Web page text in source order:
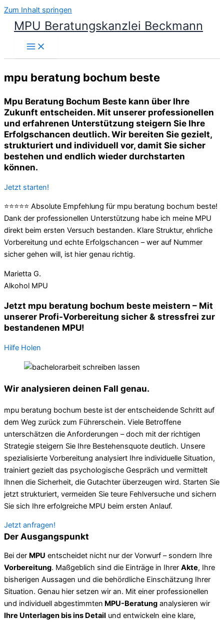
Zum Inhalt springen
MPU Beratungskanzlei Beckmann
mpu beratung bochum beste
Mpu Beratung Bochum Beste kann über Ihre
Zukunft entscheiden. Mit unserer professionellen
und erfahrenen Unterstützung steigern Sie Ihre
Erfolgschancen deutlich. Wir bereiten Sie gezielt,
strukturiert und individuell vor, damit Sie sicher
bestehen und endlich wieder durchstarten
können.
Jetzt starten!
⭐⭐⭐⭐⭐ Absolute Empfehlung für mpu beratung bochum beste!
Dank der professionellen Unterstützung habe ich meine MPU
direkt beim ersten Versuch bestanden. Klare Struktur, ehrliche
Vorbereitung und echte Erfolgschancen – wer auf Nummer
sicher gehen will, ist hier genau richtig.
Marietta G.
Alkohol MPU
Jetzt mpu beratung bochum beste meistern – Mit
unserer Profi-Vorbereitung sicher & stressfrei zur
bestandenen MPU!
Hilfe Holen
Wir analysieren deinen Fall genau.
mpu beratung bochum beste ist der entscheidende Schritt auf
dem Weg zurück zum Führerschein. Viele Betroffene
unterschätzen die Anforderungen – doch mit der richtigen
Strategie steigern Sie Ihre Bestehensquote deutlich. Unsere
spezialisierte Vorbereitung analysiert Ihre individuelle Situation,
trainiert gezielt das psychologische Gespräch und vermittelt
Ihnen die Sicherheit, die Gutachter überzeugen wird. Starten Sie
jetzt strukturiert, vermeiden Sie teure Fehlversuche und sichern
Sie sich Ihre erfolgreiche MPU beim ersten Anlauf.
Jetzt anfragen!
Der Ausgangspunkt
Bei der MPU entscheidet nicht nur der Vorwurf – sondern Ihre
Vorbereitung. Maßgeblich sind die Einträge in Ihrer Akte, Ihre
bisherigen Aussagen und die behördliche Einschätzung Ihrer
Situation. Genau hier setzen wir an. Mit einer professionellen
und individuell abgestimmten MPU-Beratung analysieren wir
Ihre Unterlagen bis ins Detail und entwickeln eine klare,